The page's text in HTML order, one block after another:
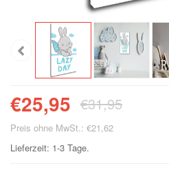
€25,95 €31,95
Preis ohne MwSt.: €21,62
Lieferzeit: 1-3 Tage.